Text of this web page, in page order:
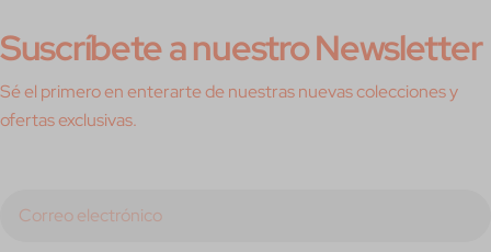
Suscríbete a nuestro Newsletter
Sé el primero en enterarte de nuestras nuevas colecciones y
ofertas exclusivas.